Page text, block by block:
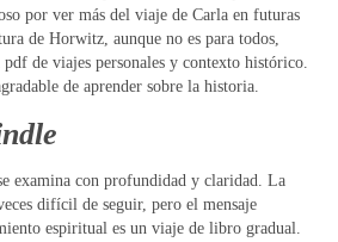
por ver más del viaje de Carla en futuras
de Horwitz, aunque no es para todos,
de viajes personales y contexto histórico.
de aprender sobre la historia.
examina con profundidad y claridad. La
difícil de seguir, pero el mensaje
espiritual es un viaje de libro gradual.